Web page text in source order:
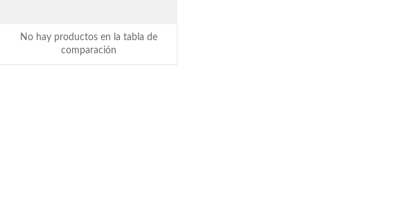
No hay productos en la tabla de
comparación